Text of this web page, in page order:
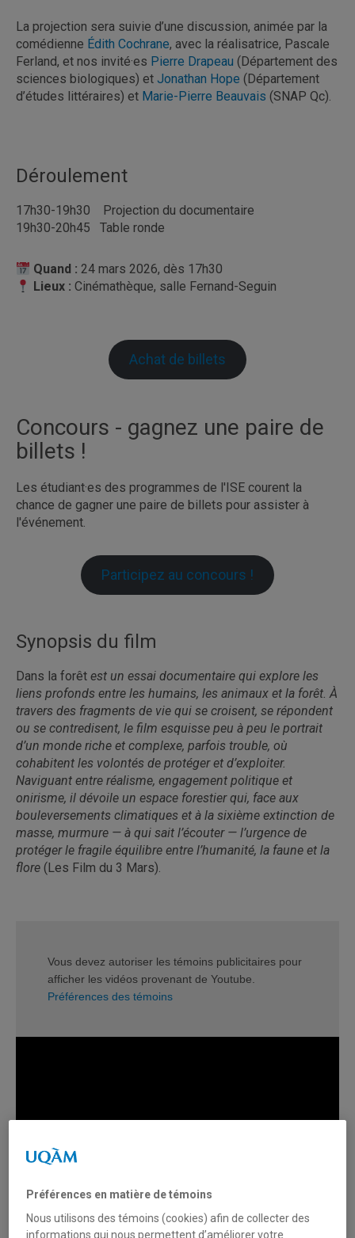
La projection sera suivie d’une discussion, animée par la
comédienne Édith Cochrane, avec la réalisatrice, Pascale
Ferland, et nos invité·es Pierre Drapeau (Département des
sciences biologiques) et Jonathan Hope (Département
d’études littéraires) et Marie-Pierre Beauvais (SNAP Qc).
Déroulement
17h30-19h30 Projection du documentaire
19h30-20h45 Table ronde
Quand : 24 mars 2026, dès 17h30
Lieux : Cinémathèque, salle Fernand-Seguin
Achat de billets
Concours - gagnez une paire de
billets !
Les étudiant·es des programmes de l'ISE courent la
chance de gagner une paire de billets pour assister à
l'événement.
Participez au concours !
Synopsis du film
Dans la forêt est un essai documentaire qui explore les
liens profonds entre les humains, les animaux et la forêt. À
travers des fragments de vie qui se croisent, se répondent
ou se contredisent, le film esquisse peu à peu le portrait
d’un monde riche et complexe, parfois trouble, où
cohabitent les volontés de protéger et d’exploiter.
Naviguant entre réalisme, engagement politique et
onirisme, il dévoile un espace forestier qui, face aux
bouleversements climatiques et à la sixième extinction de
masse, murmure — à qui sait l’écouter — l’urgence de
protéger le fragile équilibre entre l’humanité, la faune et la
flore (Les Film du 3 Mars).
Vous devez autoriser les témoins publicitaires pour
afficher les vidéos provenant de Youtube.
Préférences des témoins
Préférences en matière de témoins
Nous utilisons des témoins (cookies) afin de collecter des
informations qui nous permettent d’améliorer votre